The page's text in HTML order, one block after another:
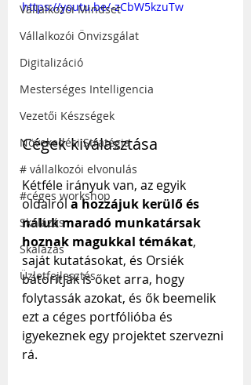
Vállalkozói Mindset
Vállalkozói Önvizsgálat
Digitalizáció
Mesterséges Intelligencia
Vezetői Készségek
Növekedési Stratégia
# vállalkozói elvonulás
#céges workshop
Skálázás
Skálázás
Üzletfejlesztés
https://youtu.be/-zCbW5kzuTw
Cégek kiválasztása
Kétféle irányuk van, az egyik
oldalról a hozzájuk kerülő és
náluk maradó munkatársak
hoznak magukkal témákat,
saját kutatásokat, és Orsiék
bátorítják is őket arra, hogy
folytassák azokat, és ők beemelik
ezt a céges portfólióba és
igyekeznek egy projektet szervezni
rá.